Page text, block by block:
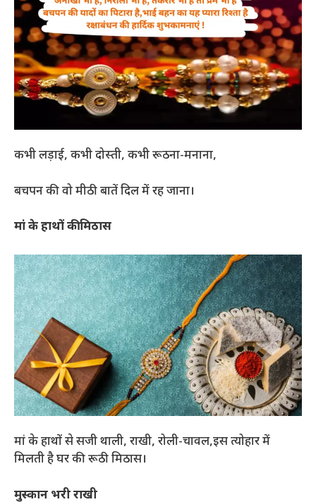
कभी लड़ाई, कभी दोस्ती, कभी रूठना-मनाना,
बचपन की वो मीठी बातें दिल में रह जाना।
मां के हाथों की मिठास
मां के हाथों से सजी थाली, राखी, रोली-चावल,इस त्योहार में
मिलती है घर की रूठी मिठास।
मुस्कान भरी राखी